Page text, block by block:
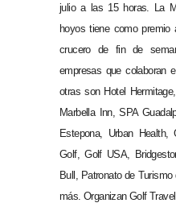
julio a las 15 horas. La
hoyos tiene como premio
crucero de fin de
empresas que colaboran
otras son Hotel
Marbella Inn, SPA
Estepona, Urban Health,
Golf, Golf USA,
Bull, Patronato de
más. Organizan Golf